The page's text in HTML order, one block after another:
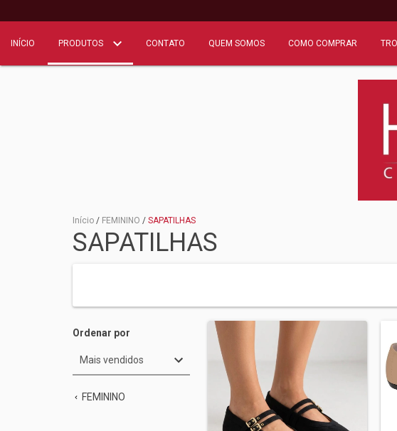
INÍCIO PRODUTOS CONTATO QUEM SOMOS COMO COMPRAR
Início / FEMININO / SAPATILHAS
SAPATILHAS
Ordenar por
FEMININO